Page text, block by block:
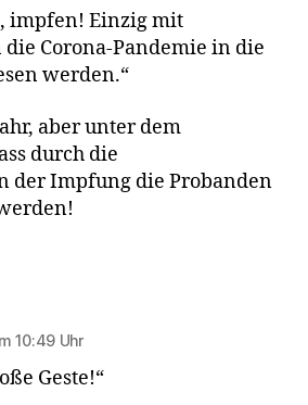
impfen! Einzig mit
Corona-Pandemie in die
werden.“
aber unter dem
durch die
der Impfung die Probanden
10:49 Uhr
Geste!“